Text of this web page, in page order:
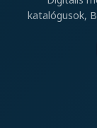
katalógusok,